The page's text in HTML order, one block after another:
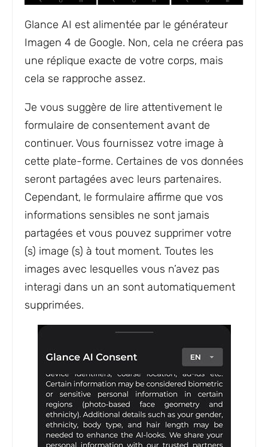
Glance AI est alimentée par le générateur
Imagen 4 de Google. Non, cela ne créera pas
une réplique exacte de votre corps, mais
cela se rapproche assez.
Je vous suggère de lire attentivement le
formulaire de consentement avant de
continuer. Vous fournissez votre image à
cette plate-forme. Certaines de vos données
seront partagées avec leurs partenaires.
Cependant, le formulaire affirme que vos
informations sensibles ne sont jamais
partagées et vous pouvez supprimer votre
(s) image (s) à tout moment. Toutes les
images avec lesquelles vous n’avez pas
interagi dans un an sont automatiquement
supprimées.